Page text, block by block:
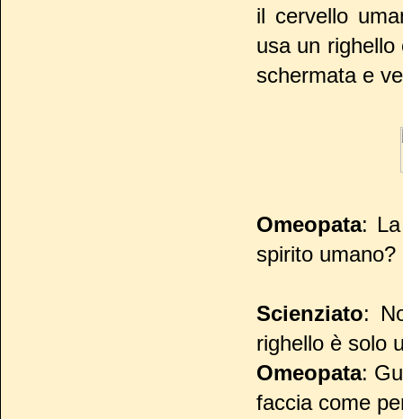
il cervello
usa un
schermata e
Omeopata:
spirito
Scienziato:
righello è solo
Omeopata:
faccia come